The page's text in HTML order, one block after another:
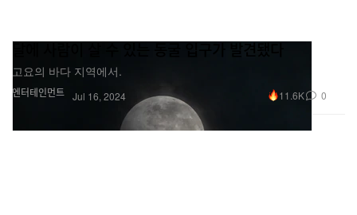
엔터테인먼트
달에 사람이 살 수 있는 동굴 입구가 발견됐다
고요의 바다 지역에서.
Jul 16, 2024 11.6K 0